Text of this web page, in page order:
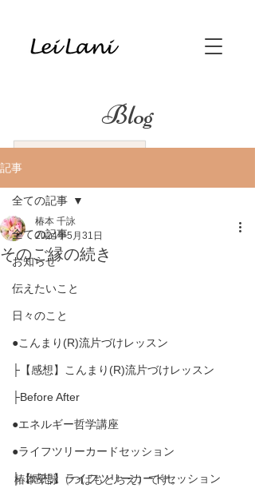
Blog
記事
全ての記事
お知らせ
伝えたいこと
日々のこと
●こんまり(R)流片づけレッスン
├【感想】こんまり(R)流片づけレッスン
├Before After
●エネルギー哲学講座
●ライフツリーカードセッション
├【感想】ライフツリーカードセッション
全ての記事
そのご縁の続き
椿本 千詠
2024年5月31日
椿本千詠（つばもとちえ）です。